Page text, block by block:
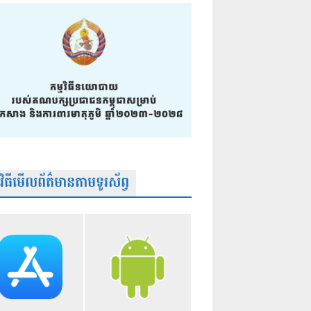
ធីមើលព័ត៌មានតាមទូរស័ព្វ